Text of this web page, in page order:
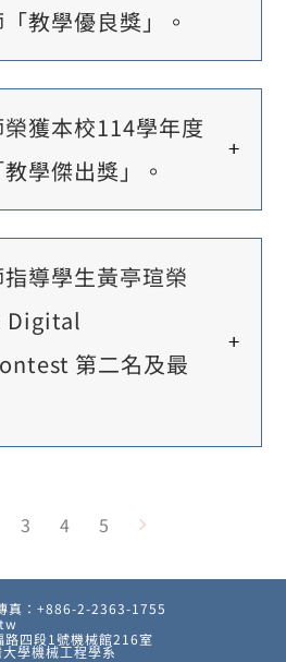
教學優良獎」。
獲本校114學年度
學傑出獎」。
導學生黃亭瑄榮
Digital
第二名及最
3 4 5
真：+886-2-2363-1755
四段1號機械館216室
學機械工程學系